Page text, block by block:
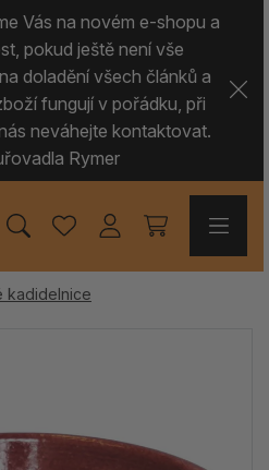
Vás na novém e-shopu a
pokud ještě není vše
doladění všech článků a
fungují v pořádku, při
neváhejte kontaktovat.
Rymer
kadidelnice